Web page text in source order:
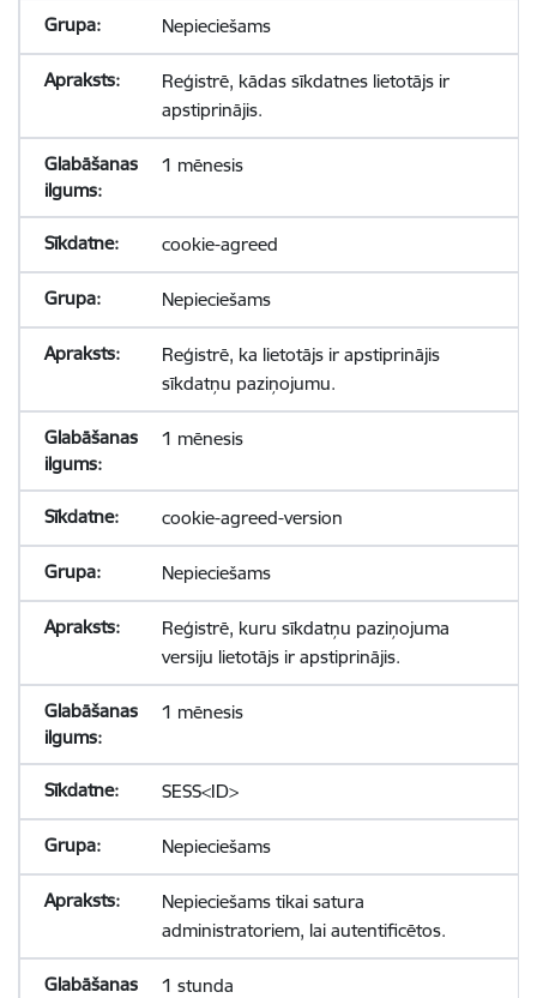
Nepieciešams
Reģistrē, kādas sīkdatnes lietotājs ir
apstiprinājis.
1 mēnesis
cookie-agreed
Nepieciešams
Reģistrē, ka lietotājs ir apstiprinājis
sīkdatņu paziņojumu.
1 mēnesis
cookie-agreed-version
Nepieciešams
Reģistrē, kuru sīkdatņu paziņojuma
versiju lietotājs ir apstiprinājis.
1 mēnesis
SESS<ID>
Nepieciešams
Nepieciešams tikai satura
administratoriem, lai autentificētos.
1 stunda